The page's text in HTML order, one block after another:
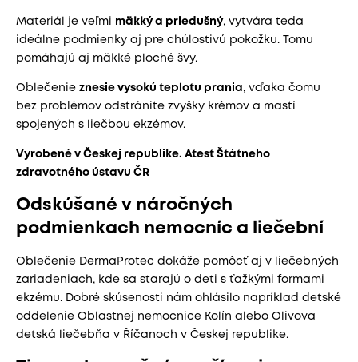
Materiál je veľmi mäkký a priedušný, vytvára teda
ideálne podmienky aj pre chúlostivú pokožku. Tomu
pomáhajú aj mäkké ploché švy.
Oblečenie znesie vysokú teplotu prania, vďaka čomu
bez problémov odstránite zvyšky krémov a mastí
spojených s liečbou ekzémov.
Vyrobené v Českej republike. Atest Štátneho
zdravotného ústavu ČR
Odskúšané v náročných
podmienkach nemocníc a liečební
Oblečenie DermaProtec dokáže pomôcť aj v liečebných
zariadeniach, kde sa starajú o deti s ťažkými formami
ekzému. Dobré skúsenosti nám ohlásilo napríklad detské
oddelenie Oblastnej nemocnice Kolín alebo Olivova
detská liečebňa v Říčanoch v Českej republike.